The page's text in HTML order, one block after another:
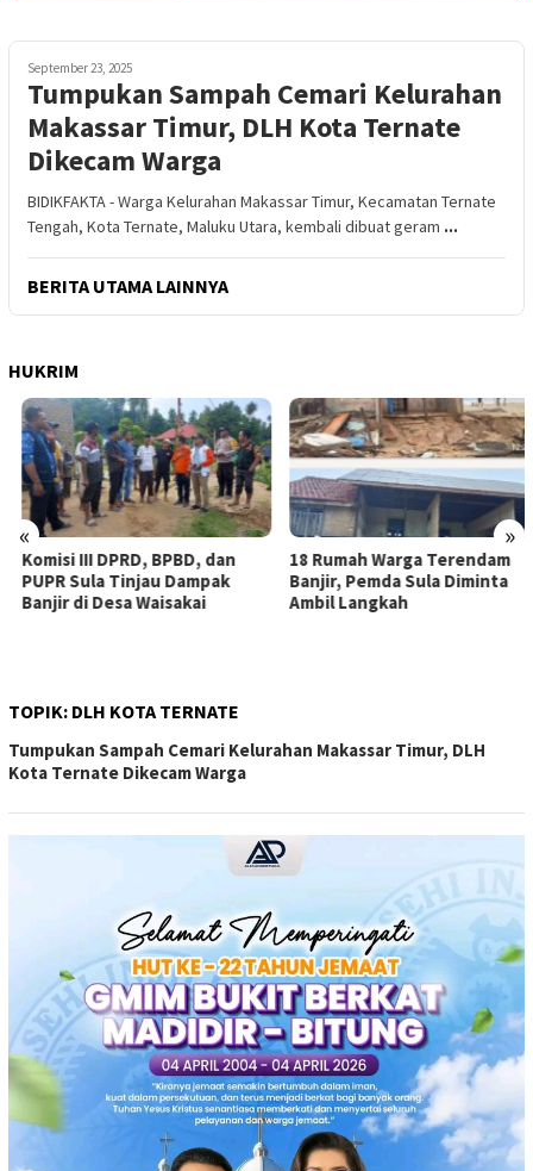
September 23, 2025
Tumpukan Sampah Cemari Kelurahan
Makassar Timur, DLH Kota Ternate
Dikecam Warga
BIDIKFAKTA - Warga Kelurahan Makassar Timur, Kecamatan Ternate
Tengah, Kota Ternate, Maluku Utara, kembali dibuat geram ...
BERITA UTAMA LAINNYA
HUKRIM
« »
Komisi III DPRD, BPBD, dan
PUPR Sula Tinjau Dampak
Banjir di Desa Waisakai
18 Rumah Warga Terendam
Banjir, Pemda Sula Diminta
Ambil Langkah
TOPIK: DLH KOTA TERNATE
Tumpukan Sampah Cemari Kelurahan Makassar Timur, DLH
Kota Ternate Dikecam Warga